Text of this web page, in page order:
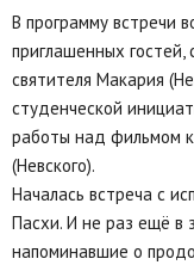
В программу встречи
приглашенных
святителя Макария
студенческой
работы над фильмом
(Невского).
Началась встреча с
Пасхи. И не раз ещё в
напоминавшие о